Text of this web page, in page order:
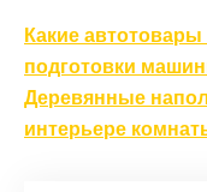
по
записям
Какие
подготовки
Деревянные
интерьере